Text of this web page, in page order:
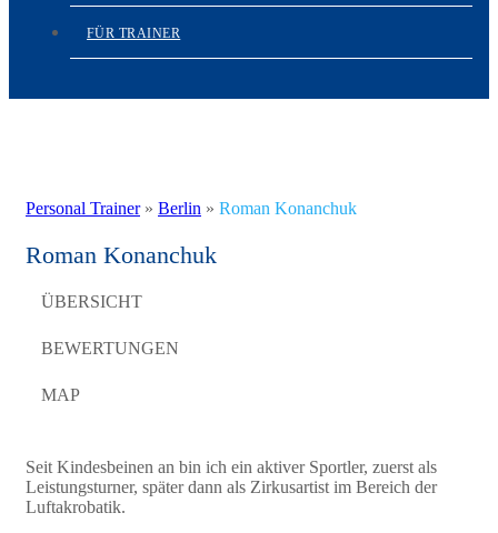
FÜR TRAINER
Personal Trainer» Berlin » Roman Konanchuk
Roman Konanchuk
ÜBERSICHT
BEWERTUNGEN
MAP
Seit Kindesbeinen an bin ich ein aktiver Sportler, zuerst als
Leistungsturner, später dann als Zirkusartist im Bereich der
Luftakrobatik.